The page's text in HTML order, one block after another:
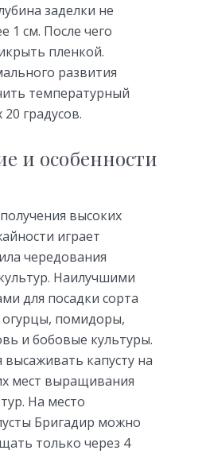
заделки не
1 см. После чего
пленкой.
развития
температурный
градусов.
и особенности
высоких
играет
чередования
Наилучшими
для посадки сорта
огурцы, помидоры,
и бобовые культуры.
капусту на
мест выращивания
На место
Бригадир можно
только через 4